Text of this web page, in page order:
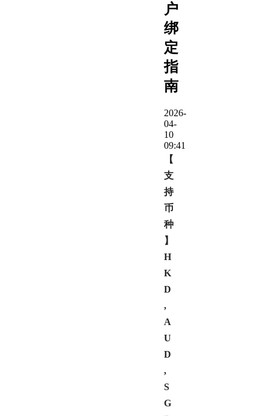
户
绑
定
指
南
2026-
04-
10
09:41
【
支
持
币
种
】
H
K
D
,
A
U
D
,
S
G